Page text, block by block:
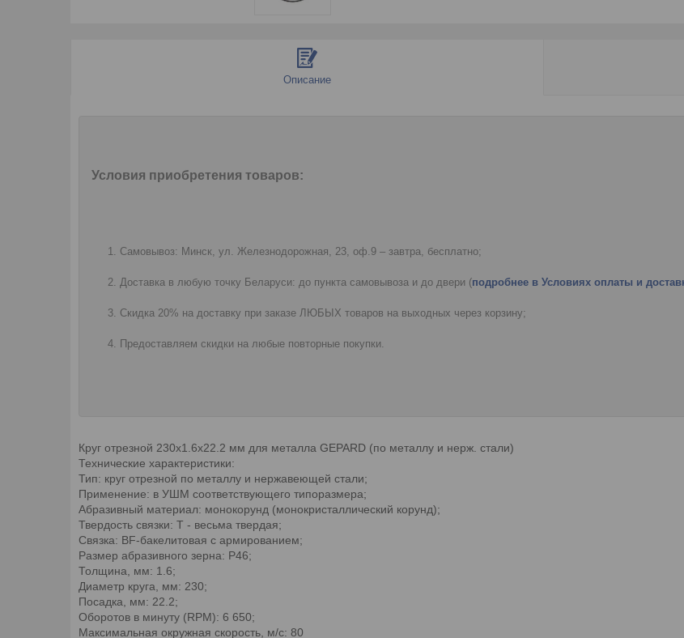
Описание
Условия приобретения товаров:
Самовывоз: Минск, ул. Железнодорожная, 23, оф.9 – завтра, бесплатно;
Доставка в любую точку Беларуси: до пункта самовывоза и до двери (подробнее в Условиях оплаты и
Скидка 20% на доставку при заказе ЛЮБЫХ товаров на выходных через корзину;
Предоставляем скидки на любые повторные покупки.
Круг отрезной 230х1.6x22.2 мм для металла GEPARD (по металлу и нерж. стали)
Технические характеристики:
Тип: круг отрезной по металлу и нержавеющей стали;
Применение: в УШМ соответствующего типоразмера;
Абразивный материал: монокорунд (монокристаллический корунд);
Твердость связки: T - весьма твердая;
Связка: BF-бакелитовая с армированием;
Размер абразивного зерна: P46;
Толщина, мм: 1.6;
Диаметр круга, мм: 230;
Посадка, мм: 22.2;
Оборотов в минуту (RPM): 6 650;
Максимальная окружная скорость, м/с: 80